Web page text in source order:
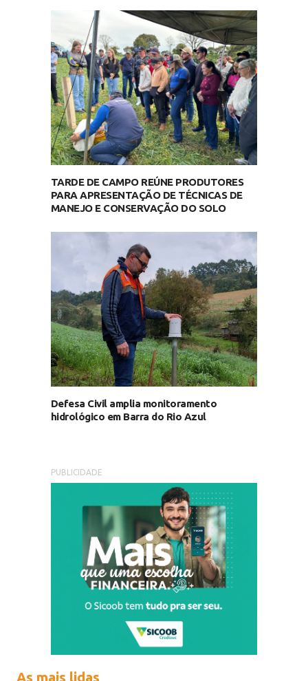
TARDE DE CAMPO REÚNE PRODUTORES
PARA APRESENTAÇÃO DE TÉCNICAS DE
MANEJO E CONSERVAÇÃO DO SOLO
Defesa Civil amplia monitoramento
hidrológico em Barra do Rio Azul
PUBLICIDADE
As mais lidas